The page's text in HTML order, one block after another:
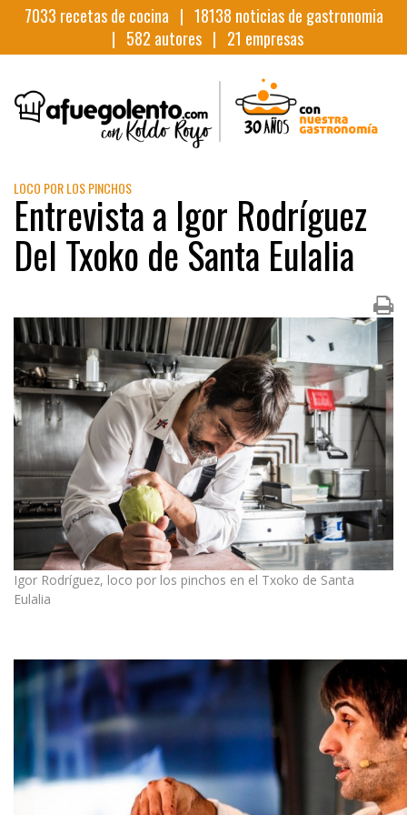
7033 recetas de cocina | 18138 noticias de gastronomia
| 582 autores | 21 empresas
LOCO POR LOS PINCHOS
Entrevista a Igor Rodríguez
Del Txoko de Santa Eulalia
Igor Rodríguez, loco por los pinchos en el Txoko de Santa
Eulalia